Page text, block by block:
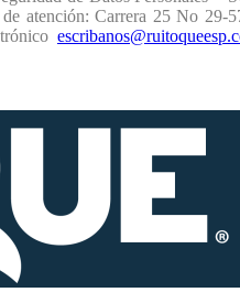
atención: Carrera 25 No